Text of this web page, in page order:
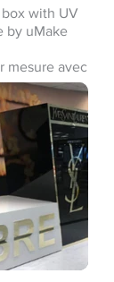
with UV
by uMake
mesure avec
Fabriqué par